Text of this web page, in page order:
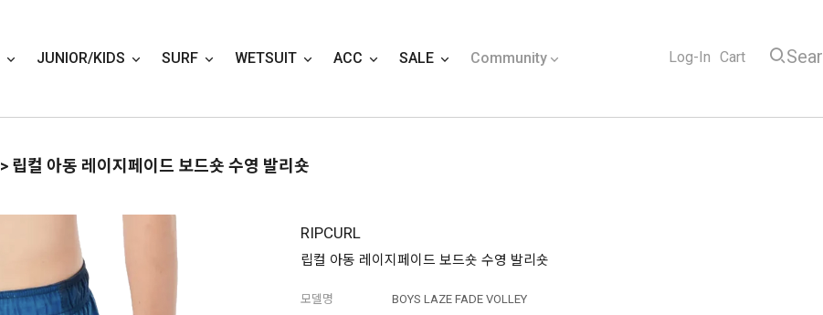
JUNIOR/KIDS SURF WETSUIT ACC SALE Community Log-In Cart
> 립컬 아동 레이지페이드 보드숏 수영 발리숏
RIPCURL
립컬 아동 레이지페이드 보드숏 수영 발리숏
모델명
BOYS LAZE FADE VOLLEY